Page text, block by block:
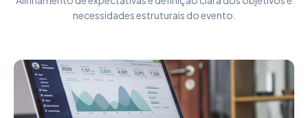
necessidades estruturais do evento.